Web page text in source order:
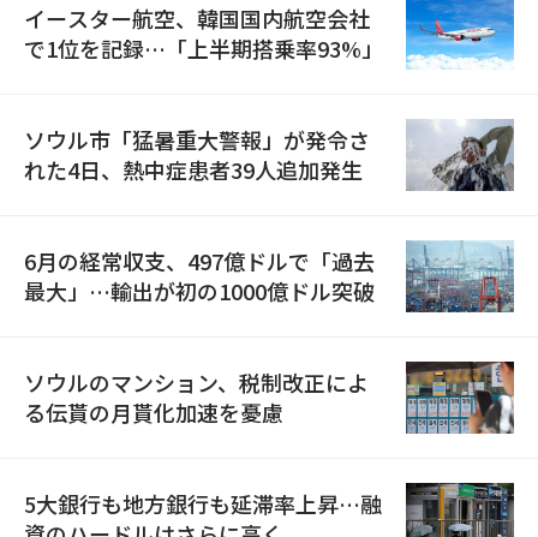
イースター航空、韓国国内航空会社
で1位を記録…「上半期搭乗率93%」
ソウル市「猛暑重大警報」が発令さ
れた4日、熱中症患者39人追加発生
6月の経常収支、497億ドルで「過去
最大」…輸出が初の1000億ドル突破
ソウルのマンション、税制改正によ
る伝貰の月貰化加速を憂慮
5大銀行も地方銀行も延滞率上昇…融